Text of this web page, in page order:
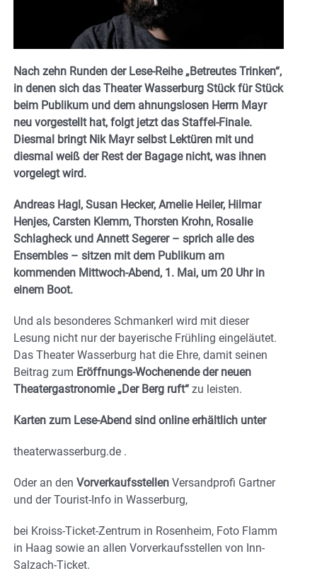
Nach zehn Runden der Lese-Reihe „Betreutes Trinken“,
in denen sich das Theater Wasserburg Stück für Stück
beim Publikum und dem ahnungslosen Herrn Mayr
neu vorgestellt hat, folgt jetzt das Staffel-Finale.
Diesmal bringt Nik Mayr selbst Lektüren mit und
diesmal weiß der Rest der Bagage nicht, was ihnen
vorgelegt wird.
Andreas Hagl, Susan Hecker, Amelie Heiler, Hilmar
Henjes, Carsten Klemm, Thorsten Krohn, Rosalie
Schlagheck und Annett Segerer – sprich alle des
Ensembles – sitzen mit dem Publikum am
kommenden Mittwoch-Abend, 1. Mai, um 20 Uhr in
einem Boot.
Und als besonderes Schmankerl wird mit dieser
Lesung nicht nur der bayerische Frühling eingeläutet.
Das Theater Wasserburg hat die Ehre, damit seinen
Beitrag zum Eröffnungs-Wochenende der neuen
Theatergastronomie „Der Berg ruft“ zu leisten.
Karten zum Lese-Abend sind online erhältlich unter
theaterwasserburg.de .
Oder an den Vorverkaufsstellen Versandprofi Gartner
und der Tourist-Info in Wasserburg,
bei Kroiss-Ticket-Zentrum in Rosenheim, Foto Flamm
in Haag sowie an allen Vorverkaufsstellen von Inn-
Salzach-Ticket.